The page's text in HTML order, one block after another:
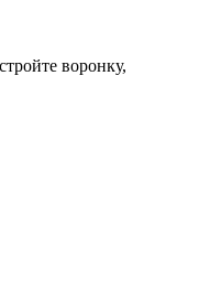
воронку,